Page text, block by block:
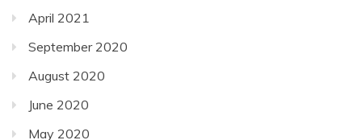
April 2021
September 2020
August 2020
June 2020
May 2020